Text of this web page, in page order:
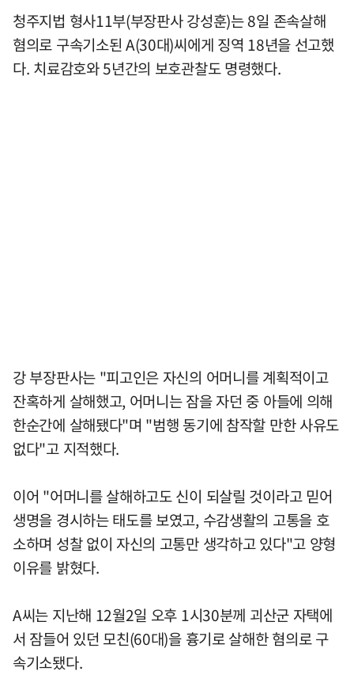
청주지법 형사11부(부장판사 강성훈)는 8일 존속살해
혐의로 구속기소된 A(30대)씨에게 징역 18년을 선고했
다. 치료감호와 5년간의 보호관찰도 명령했다.
강 부장판사는 "피고인은 자신의 어머니를 계획적이고
잔혹하게 살해했고, 어머니는 잠을 자던 중 아들에 의해
한순간에 살해됐다"며 "범행 동기에 참작할 만한 사유도
없다"고 지적했다.
이어 "어머니를 살해하고도 신이 되살릴 것이라고 믿어
생명을 경시하는 태도를 보였고, 수감생활의 고통을 호
소하며 성찰 없이 자신의 고통만 생각하고 있다"고 양형
이유를 밝혔다.
A씨는 지난해 12월2일 오후 1시30분께 괴산군 자택에
서 잠들어 있던 모친(60대)을 흉기로 살해한 혐의로 구
속기소됐다.